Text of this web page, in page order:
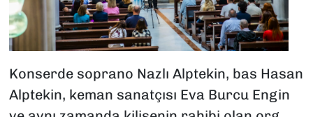
Konserde soprano Nazlı Alptekin, bas Hasan
Alptekin, keman sanatçısı Eva Burcu Engin